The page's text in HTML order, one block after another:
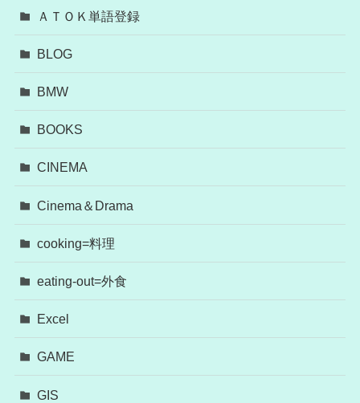
ＡＴＯＫ単語登録
BLOG
BMW
BOOKS
CINEMA
Cinema＆Drama
cooking=料理
eating-out=外食
Excel
GAME
GIS